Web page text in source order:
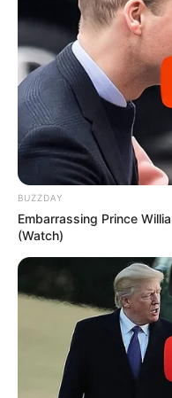
BUZZDAY
Embarrassing Prince
(Watch)